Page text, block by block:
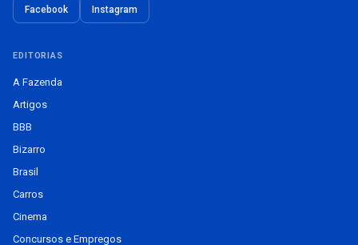
Facebook Instagram
EDITORIAS
A Fazenda
Artigos
BBB
Bizarro
Brasil
Carros
Cinema
Concursos e Empregos